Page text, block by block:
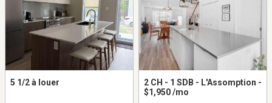
5 1/2 à louer
2 CH - 1 SDB - L'Assomption -
$1,950 /mo